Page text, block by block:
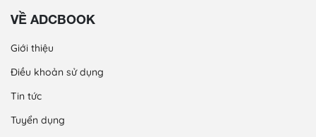
VỀ ADCBOOK
Giới thiệu
Điều khoản sử dụng
Tin tức
Tuyển dụng